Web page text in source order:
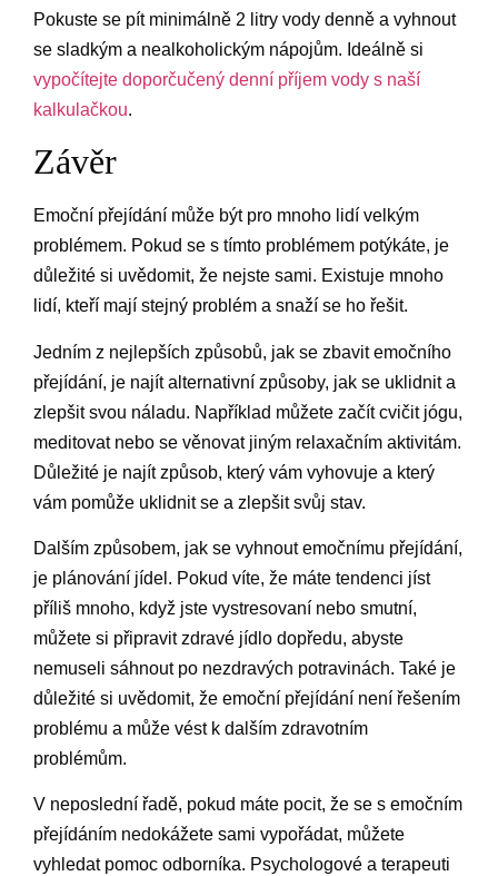
Pokuste se pít minimálně 2 litry vody denně a vyhnout
se sladkým a nealkoholickým nápojům. Ideálně si
vypočítejte doporčučený denní příjem vody s naší
kalkulačkou.
Závěr
Emoční přejídání může být pro mnoho lidí velkým
problémem. Pokud se s tímto problémem potýkáte, je
důležité si uvědomit, že nejste sami. Existuje mnoho
lidí, kteří mají stejný problém a snaží se ho řešit.
Jedním z nejlepších způsobů, jak se zbavit emočního
přejídání, je najít alternativní způsoby, jak se uklidnit a
zlepšit svou náladu. Například můžete začít cvičit jógu,
meditovat nebo se věnovat jiným relaxačním aktivitám.
Důležité je najít způsob, který vám vyhovuje a který
vám pomůže uklidnit se a zlepšit svůj stav.
Dalším způsobem, jak se vyhnout emočnímu přejídání,
je plánování jídel. Pokud víte, že máte tendenci jíst
příliš mnoho, když jste vystresovaní nebo smutní,
můžete si připravit zdravé jídlo dopředu, abyste
nemuseli sáhnout po nezdravých potravinách. Také je
důležité si uvědomit, že emoční přejídání není řešením
problému a může vést k dalším zdravotním
problémům.
V neposlední řadě, pokud máte pocit, že se s emočním
přejídáním nedokážete sami vypořádat, můžete
vyhledat pomoc odborníka. Psychologové a terapeuti